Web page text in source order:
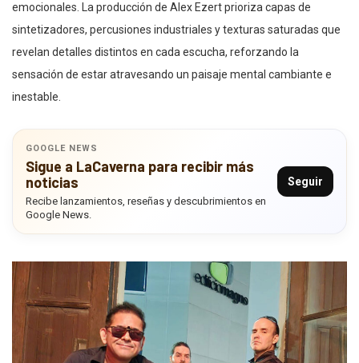
emocionales. La producción de Alex Ezert prioriza capas de
sintetizadores, percusiones industriales y texturas saturadas que
revelan detalles distintos en cada escucha, reforzando la
sensación de estar atravesando un paisaje mental cambiante e
inestable.
GOOGLE NEWS
Sigue a LaCaverna para recibir más
noticias
Recibe lanzamientos, reseñas y descubrimientos en
Google News.
Seguir